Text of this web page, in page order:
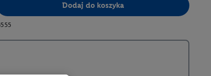
Dodaj do koszyka